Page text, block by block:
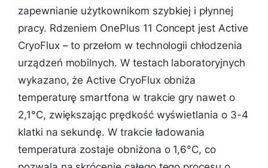
zapewnianie użytkownikom szybkiej i płynnej
pracy. Rdzeniem OnePlus 11 Concept jest Active
CryoFlux – to przełom w technologii chłodzenia
urządzeń mobilnych. W testach laboratoryjnych
wykazano, że Active CryoFlux obniża
temperaturę smartfona w trakcie gry nawet o
2,1°C, zwiększając prędkość wyświetlania o 3-4
klatki na sekundę. W trakcie ładowania
temperatura zostaje obniżona o 1,6°C, co